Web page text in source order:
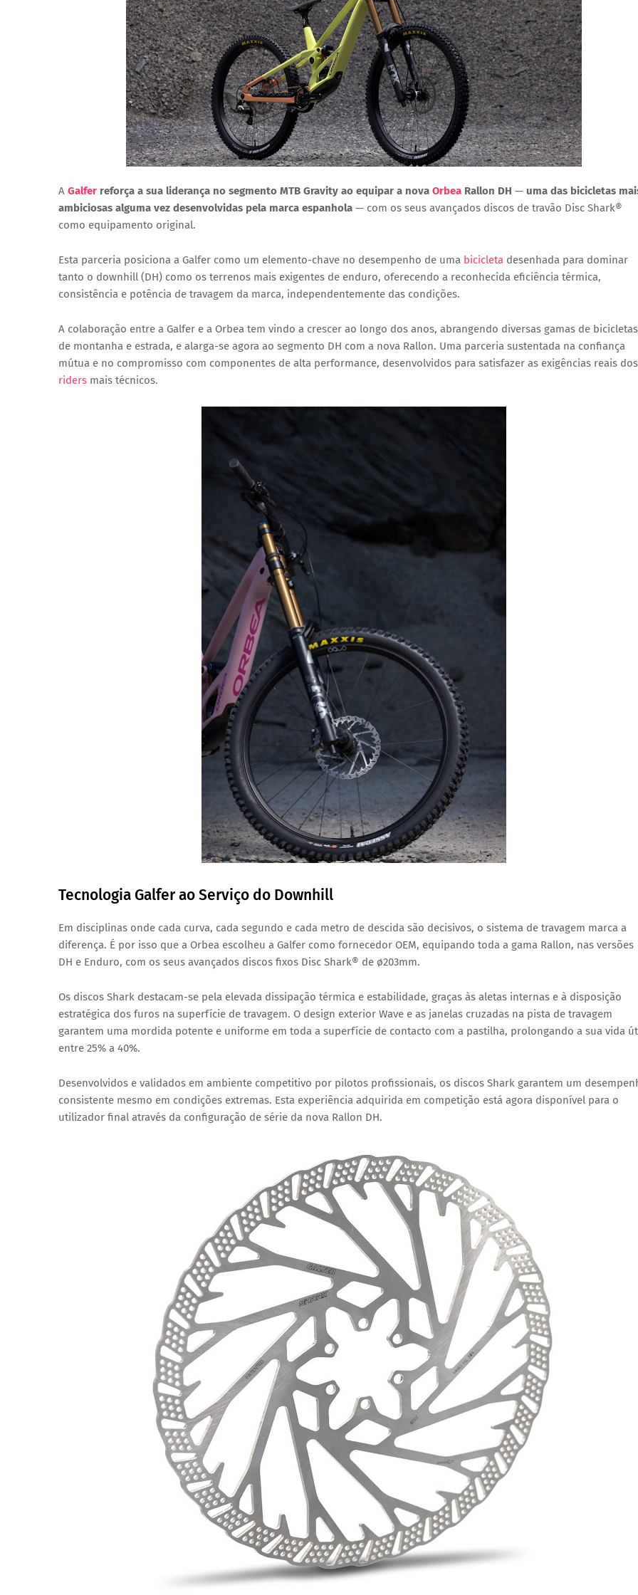
A Galfer reforça a sua liderança no segmento MTB Gravity ao equipar a nova Orbea Rallon DH — uma das bicicletas
ambiciosas alguma vez desenvolvidas pela marca espanhola — com os seus avançados discos de travão Disc Shark®
como equipamento original.
Esta parceria posiciona a Galfer como um elemento-chave no desempenho de uma bicicleta desenhada para dominar
tanto o downhill (DH) como os terrenos mais exigentes de enduro, oferecendo a reconhecida eficiência térmica,
consistência e potência de travagem da marca, independentemente das condições.
A colaboração entre a Galfer e a Orbea tem vindo a crescer ao longo dos anos, abrangendo diversas gamas de bicicletas
de montanha e estrada, e alarga-se agora ao segmento DH com a nova Rallon. Uma parceria sustentada na confiança
mútua e no compromisso com componentes de alta performance, desenvolvidos para satisfazer as exigências reais dos
riders mais técnicos.
Tecnologia Galfer ao Serviço do Downhill
Em disciplinas onde cada curva, cada segundo e cada metro de descida são decisivos, o sistema de travagem marca a
diferença. É por isso que a Orbea escolheu a Galfer como fornecedor OEM, equipando toda a gama Rallon, nas versões
DH e Enduro, com os seus avançados discos fixos Disc Shark® de ø203mm.
Os discos Shark destacam-se pela elevada dissipação térmica e estabilidade, graças às aletas internas e à disposição
estratégica dos furos na superfície de travagem. O design exterior Wave e as janelas cruzadas na pista de travagem
garantem uma mordida potente e uniforme em toda a superfície de contacto com a pastilha, prolongando a sua vida
entre 25% a 40%.
Desenvolvidos e validados em ambiente competitivo por pilotos profissionais, os discos Shark garantem um
consistente mesmo em condições extremas. Esta experiência adquirida em competição está agora disponível para o
utilizador final através da configuração de série da nova Rallon DH.